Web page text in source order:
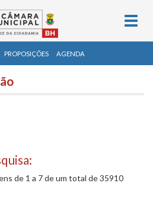
PROPOSIÇÕES AGENDA
de 1 a 7 de um total de 35910